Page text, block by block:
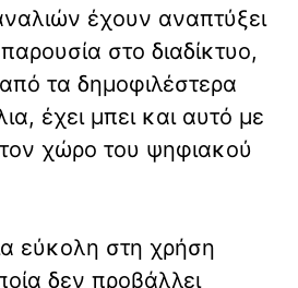
έχουν αναπτύξει
στο διαδίκτυο,
τα δημοφιλέστερα
έχει μπει και αυτό με
χώρο του ψηφιακού
εύκολη στη χρήση
δεν προβάλλει